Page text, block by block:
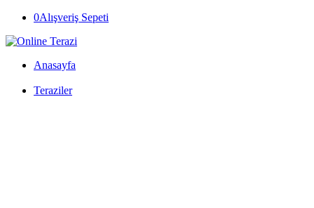
0Alışveriş Sepeti
Anasayfa
Teraziler